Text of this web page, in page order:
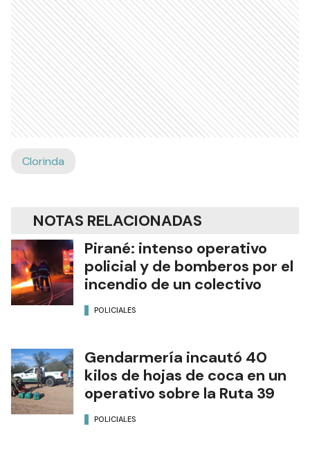
Clorinda
NOTAS RELACIONADAS
Pirané: intenso operativo
policial y de bomberos por el
incendio de un colectivo
POLICIALES
Gendarmería incautó 40
kilos de hojas de coca en un
operativo sobre la Ruta 39
POLICIALES